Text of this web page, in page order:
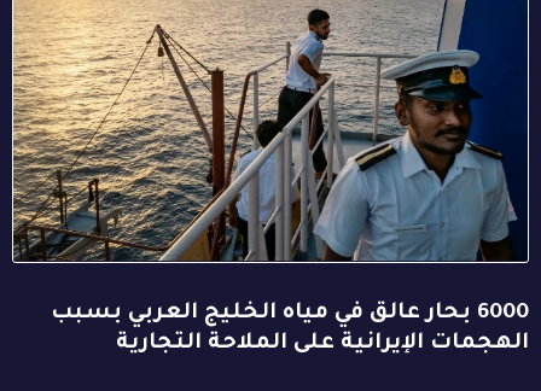
6000 بحار عالق في مياه الخليج العربي بسبب
الهجمات الإيرانية على الملاحة التجارية